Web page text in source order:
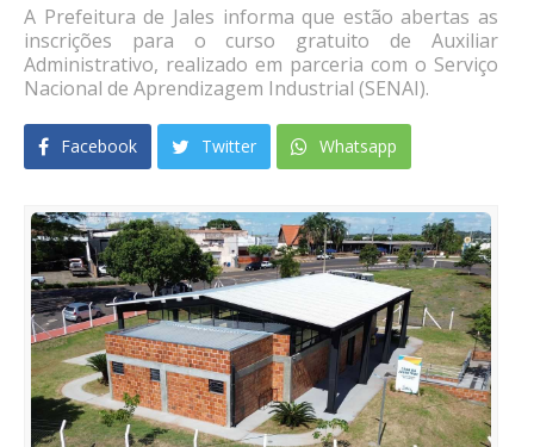
A Prefeitura de Jales informa que estão abertas as
inscrições para o curso gratuito de Auxiliar
Administrativo, realizado em parceria com o Serviço
Nacional de Aprendizagem Industrial (SENAI).
Facebook Twitter Whatsapp